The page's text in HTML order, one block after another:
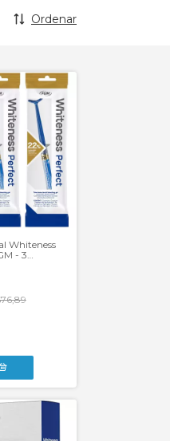
Ordenar
Whiteness
- 3